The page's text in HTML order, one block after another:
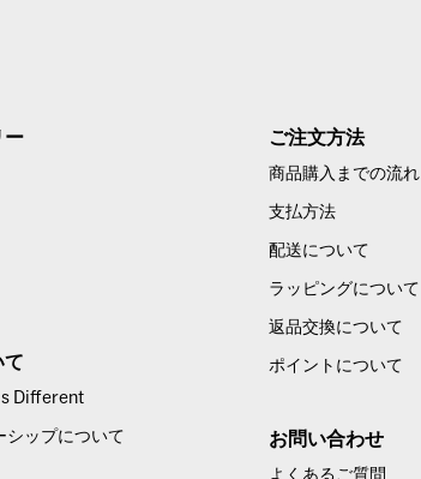
ー
て
Different
シップについて
ご注文方法
商品購入までの流れ
支払方法
配送について
ラッピングについて
返品交換について
ポイントについて
お問い合わせ
よくあるご質問